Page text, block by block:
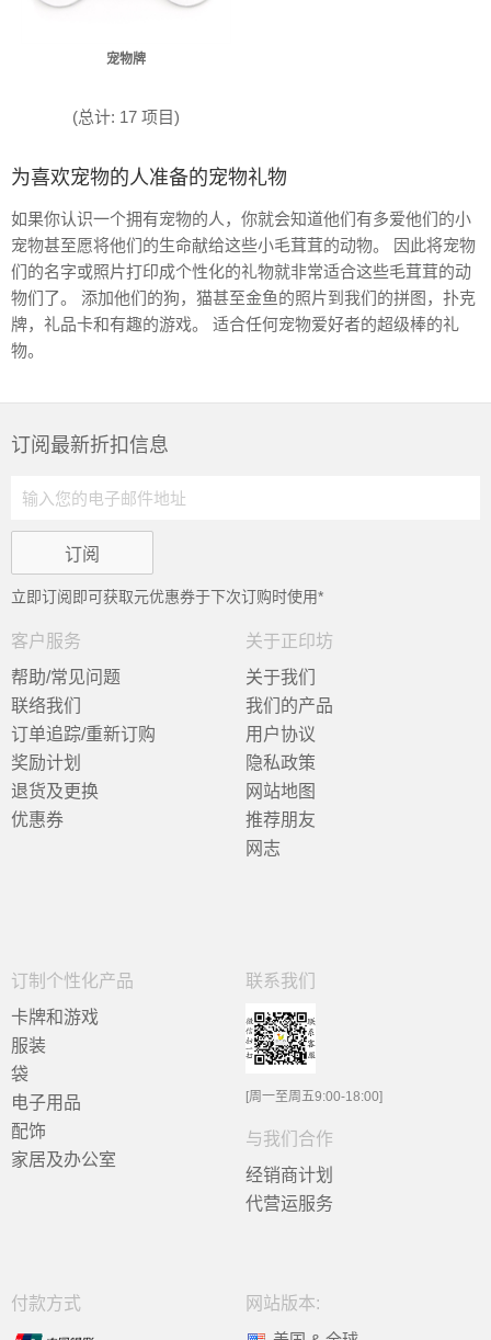
宠物牌
(总计: 17 项目)
为喜欢宠物的人准备的宠物礼物
如果你认识一个拥有宠物的人，你就会知道他们有多爱他们的小
宠物甚至愿将他们的生命献给这些小毛茸茸的动物。 因此将宠物
们的名字或照片打印成个性化的礼物就非常适合这些毛茸茸的动
物们了。 添加他们的狗，猫甚至金鱼的照片到我们的拼图，扑克
牌，礼品卡和有趣的游戏。 适合任何宠物爱好者的超级棒的礼
物。
订阅最新折扣信息
立即订阅即可获取元优惠券于下次订购时使用*
客户服务
帮助/常见问题
联络我们
订单追踪/重新订购
奖励计划
退货及更换
优惠券
关于正印坊
关于我们
我们的产品
用户协议
隐私政策
网站地图
推荐朋友
网志
订制个性化产品
卡牌和游戏
服装
袋
电子用品
配饰
家居及办公室
联系我们
[周一至周五9:00-18:00]
与我们合作
经销商计划
代营运服务
付款方式
网站版本: